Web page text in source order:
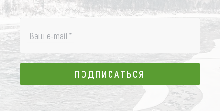
Ваш e-mail *
ПОДПИСАТЬСЯ
ПОДПИСАТЬСЯ